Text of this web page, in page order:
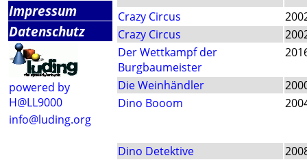
Impressum
Datenschutz
powered by
H@LL9000
info@luding.org
Crazy Circus
Crazy Circus
Der Wettkampf der
Burgbaumeister
Die Weinhändler
Dino Booom
Dino Detektive